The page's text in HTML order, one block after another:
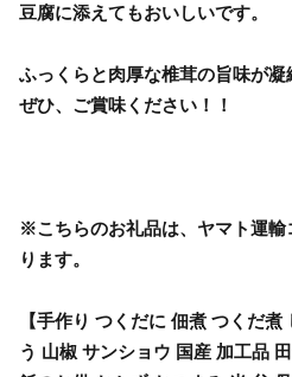
豆腐に添えてもおいしいです。
ふっくらと肉厚な椎茸の旨味が凝
ぜひ、ご賞味ください！！
※こちらのお礼品は、ヤマト運輸
ります。
【手作り つくだに 佃煮 つくだ
う 山椒 サンショウ 国産 加工品